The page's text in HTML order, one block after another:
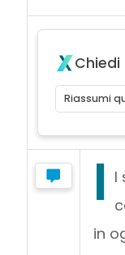
Chiedi
Riassumi
I l
in